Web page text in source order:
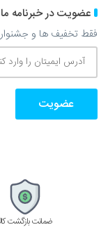
عضویت در خبرنامه ما
فقط تخفیف ها و
آدرس
ایمیتان
را
ضمانت بازگشت